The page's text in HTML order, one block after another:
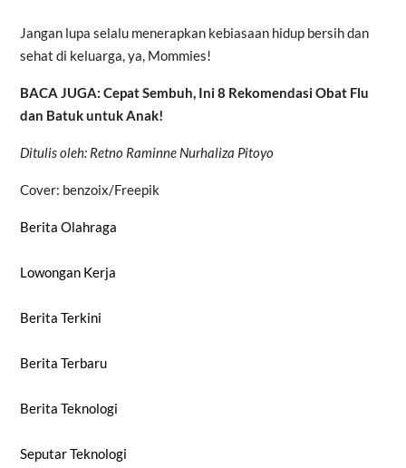
Jangan lupa selalu menerapkan kebiasaan hidup bersih dan
sehat di keluarga, ya, Mommies!
BACA JUGA: Cepat Sembuh, Ini 8 Rekomendasi Obat Flu
dan Batuk untuk Anak!
Ditulis oleh: Retno Raminne Nurhaliza Pitoyo
Cover: benzoix/Freepik
Berita Olahraga
Lowongan Kerja
Berita Terkini
Berita Terbaru
Berita Teknologi
Seputar Teknologi